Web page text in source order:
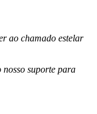
ao chamado estelar
suporte para